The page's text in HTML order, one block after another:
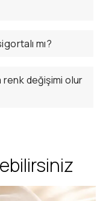
mı?
renk değişimi olur